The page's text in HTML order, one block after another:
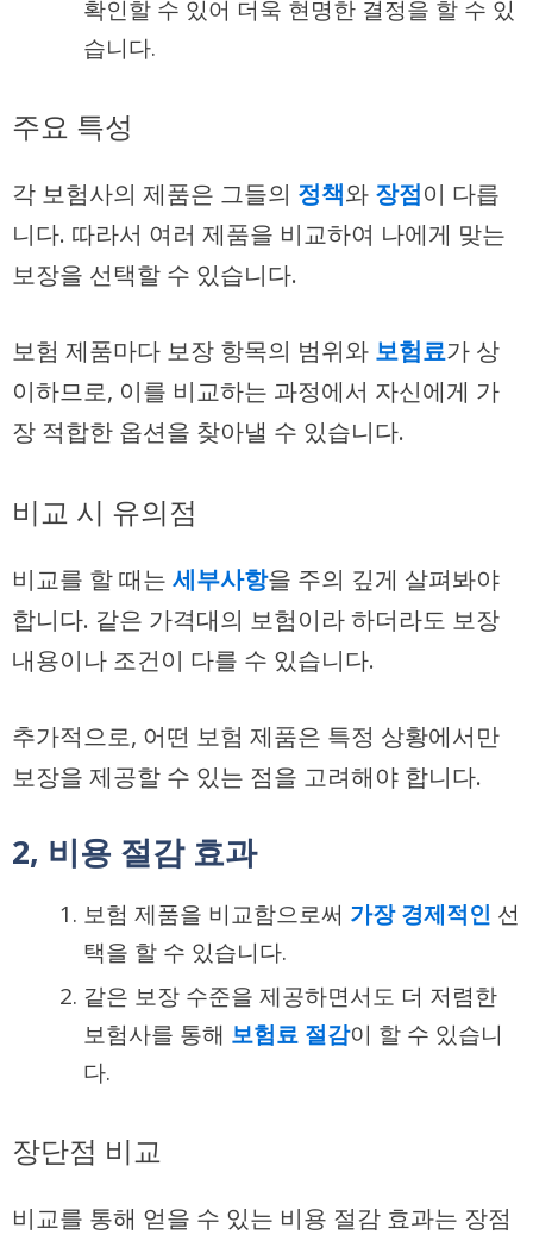
확인할 수 있어 더욱 현명한 결정을 할 수 있
습니다.
주요 특성
각 보험사의 제품은 그들의 정책와 장점이 다릅
니다. 따라서 여러 제품을 비교하여 나에게 맞는
보장을 선택할 수 있습니다.
보험 제품마다 보장 항목의 범위와 보험료가 상
이하므로, 이를 비교하는 과정에서 자신에게 가
장 적합한 옵션을 찾아낼 수 있습니다.
비교 시 유의점
비교를 할 때는 세부사항을 주의 깊게 살펴봐야
합니다. 같은 가격대의 보험이라 하더라도 보장
내용이나 조건이 다를 수 있습니다.
추가적으로, 어떤 보험 제품은 특정 상황에서만
보장을 제공할 수 있는 점을 고려해야 합니다.
2, 비용 절감 효과
보험 제품을 비교함으로써 가장 경제적인 선
택을 할 수 있습니다.
같은 보장 수준을 제공하면서도 더 저렴한
보험사를 통해 보험료 절감이 할 수 있습니
다.
장단점 비교
비교를 통해 얻을 수 있는 비용 절감 효과는 장점